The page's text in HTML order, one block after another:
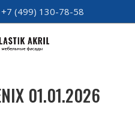
+7 (499) 130-78-58
01.01.2026